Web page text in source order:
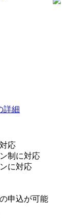
詳細